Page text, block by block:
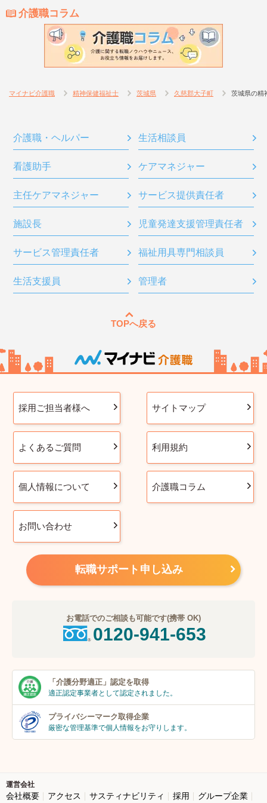
介護職コラム
マイナビ介護職 精神保健福祉士 茨城県 久慈郡大子町 茨城県の精
介護職・ヘルパー 生活相談員
看護助手 ケアマネジャー
主任ケアマネジャー サービス提供責任者
施設長 児童発達支援管理責任者
サービス管理責任者 福祉用具専門相談員
生活支援員 管理者
TOPへ戻る
採用ご担当者様へ サイトマップ
よくあるご質問 利用規約
個人情報について 介護職コラム
お問い合わせ
転職サポート申し込み
お電話でのご相談も可能です(携帯 OK)
0120-941-653
「介護分野適正」 認定を取得
適正認定事業者として認定されました。
プライバシーマーク取得企業
厳密な管理基準で個人情報をお守りします。
運営会社
会社概要 アクセス サスティナビリティ 採用 グループ企業